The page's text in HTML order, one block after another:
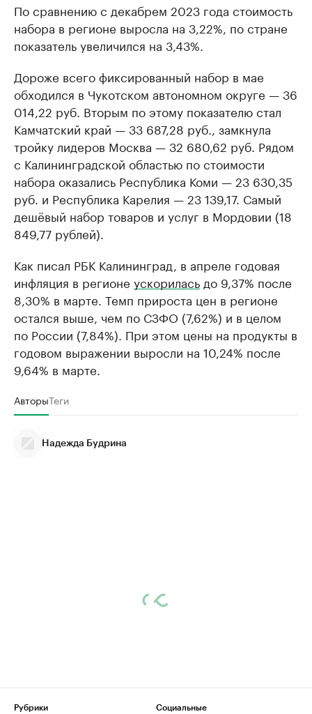
По сравнению с декабрем 2023 года стоимость
набора в регионе выросла на 3,22%, по стране
показатель увеличился на 3,43%.
Дороже всего фиксированный набор в мае
обходился в Чукотском автономном округе — 36
014,22 руб. Вторым по этому показателю стал
Камчатский край — 33 687,28 руб., замкнула
тройку лидеров Москва — 32 680,62 руб. Рядом
с Калининградской областью по стоимости
набора оказались Республика Коми — 23 630,35
руб. и Республика Карелия — 23 139,17. Самый
дешёвый набор товаров и услуг в Мордовии (18
849,77 рублей).
Как писал РБК Калининград, в апреле годовая
инфляция в регионе ускорилась до 9,37% после
8,30% в марте. Темп прироста цен в регионе
остался выше, чем по СЗФО (7,62%) и в целом
по России (7,84%). При этом цены на продукты в
годовом выражении выросли на 10,24% после
9,64% в марте.
АвторыТеги
Надежда Будрина
Рубрики
Социальные